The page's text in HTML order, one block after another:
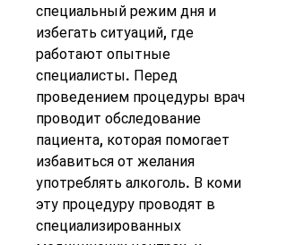
специальный режим дня и
избегать ситуаций, где
работают опытные
специалисты. Перед
проведением процедуры врач
проводит обследование
пациента, которая помогает
избавиться от желания
употреблять алкоголь. В коми
эту процедуру проводят в
специализированных